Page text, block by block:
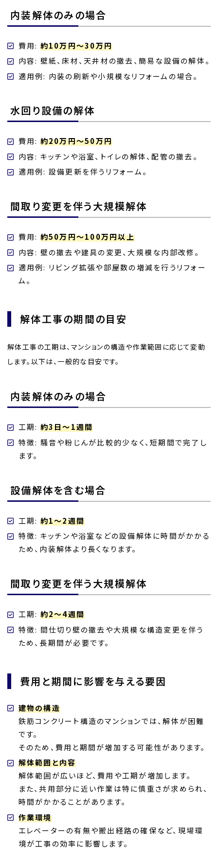
内装解体のみの場合
費用: 約10万円～30万円
内容: 壁紙、床材、天井材の撤去、簡易な設備の解体。
適用例: 内装の刷新や小規模なリフォームの場合。
水回り設備の解体
費用: 約20万円～50万円
内容: キッチンや浴室、トイレの解体、配管の撤去。
適用例: 設備更新を伴うリフォーム。
間取り変更を伴う大規模解体
費用: 約50万円～100万円以上
内容: 壁の撤去や建具の変更、大規模な内部改修。
適用例: リビング拡張や部屋数の増減を行うリフォー
ム。
解体工事の期間の目安
解体工事の工期は、マンションの構造や作業範囲に応じて変動
します。以下は、一般的な目安です。
内装解体のみの場合
工期: 約3日～1週間
特徴: 騒音や粉じんが比較的少なく、短期間で完了し
ます。
設備解体を含む場合
工期: 約1～2週間
特徴: キッチンや浴室などの設備解体に時間がかかる
ため、内装解体より長くなります。
間取り変更を伴う大規模解体
工期: 約2～4週間
特徴: 間仕切り壁の撤去や大規模な構造変更を伴う
ため、長期間が必要です。
費用と期間に影響を与える要因
建物の構造
鉄筋コンクリート構造のマンションでは、解体が困難
です。
そのため、費用と期間が増加する可能性があります。
解体範囲と内容
解体範囲が広いほど、費用や工期が増加します。
また、共用部分に近い作業は特に慎重さが求められ、
時間がかかることがあります。
作業環境
エレベーターの有無や搬出経路の確保など、現場環
境が工事の効率に影響します。